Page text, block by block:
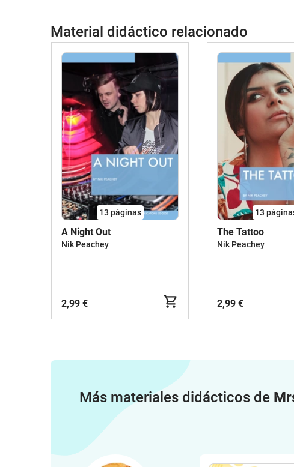
Material didáctico relacionado
13 páginas
A Night Out
Nik Peachey
2,99 €
13
The Tattoo
Nik Peachey
2,99 €
Más materiales didácticos de